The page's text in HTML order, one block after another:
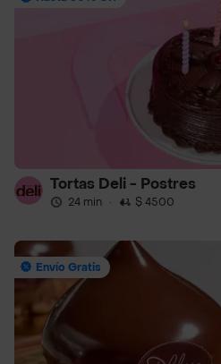
Tortas Deli - Postres
24 min · $ 4500
Envío Gratis